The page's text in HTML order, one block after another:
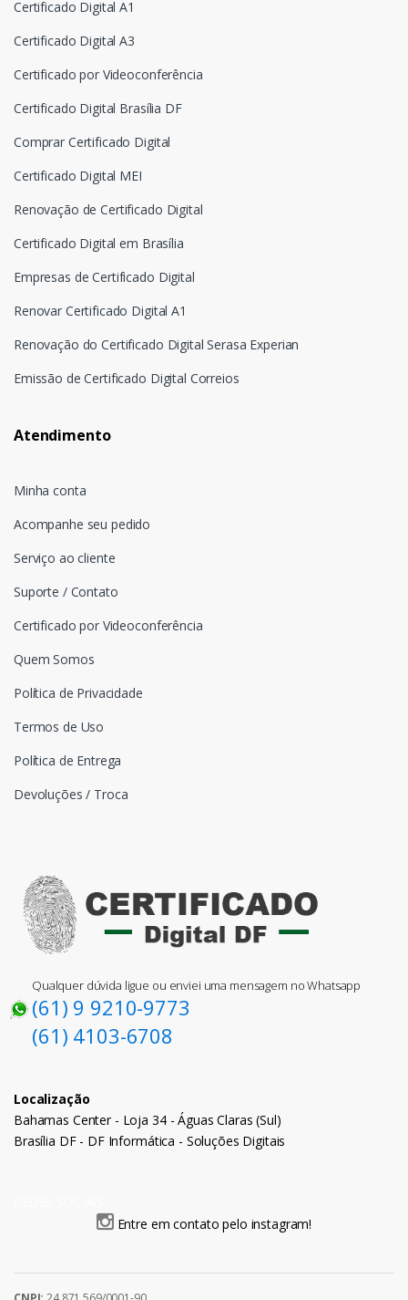
Certificado Digital A1
Certificado Digital A3
Certificado por Videoconferência
Certificado Digital Brasília DF
Comprar Certificado Digital
Certificado Digital MEI
Renovação de Certificado Digital
Certificado Digital em Brasília
Empresas de Certificado Digital
Renovar Certificado Digital A1
Renovação do Certificado Digital Serasa Experian
Emissão de Certificado Digital Correios
Atendimento
Minha conta
Acompanhe seu pedido
Serviço ao cliente
Suporte / Contato
Certificado por Videoconferência
Quem Somos
Política de Privacidade
Termos de Uso
Política de Entrega
Devoluções / Troca
Qualquer dúvida ligue ou enviei uma mensagem no Whatsapp
(61) 9 9210-9773
(61) 4103-6708
Localização
Bahamas Center - Loja 34 - Águas Claras (Sul)
Brasília DF - DF Informática - Soluções Digitais
Entre em contato pelo instagram!